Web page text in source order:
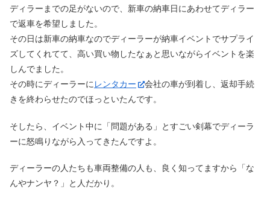
ディラーまでの足がないので、新車の納車日にあわせてディラー
で返車を希望しました。
その日は新車の納車なのでディーラーが納車イベントでサプライ
ズしてくれてて、高い買い物したなぁと思いながらイベントを楽
しんでました。
その時にディーラーにレンタカー
会社の車が到着し、返却手続
きを終わらせたのでほっといたんです。
そしたら、イベント中に「問題がある」とすごい剣幕でディーラ
ーに怒鳴りながら入ってきたんですよ。
ディーラーの人たちも車両整備の人も、良く知ってますから「な
んやナンヤ？」と人だかり。